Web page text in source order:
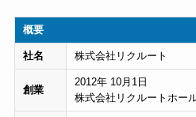
概要
社名 株式会社リクルート
創業
2012年 10月1日
株式会社リクルートホー